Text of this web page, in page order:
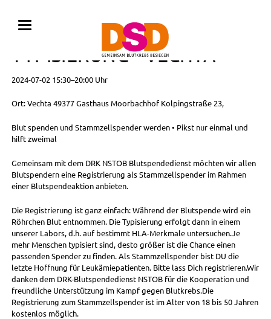
BLUTSPENDE MIT
TYPISIERUNG • VECHTA
2024-07-02 15:30–20:00 Uhr
Ort: Vechta 49377 Gasthaus Moorbachhof Kolpingstraße 23,
Blut spenden und Stammzellspender werden • Pikst nur einmal und
hilft zweimal
Gemeinsam mit dem DRK NSTOB Blutspendedienst möchten wir allen
Blutspendern eine Registrierung als Stammzellspender im Rahmen
einer Blutspendeaktion anbieten.
Die Registrierung ist ganz einfach: Während der Blutspende wird ein
Röhrchen Blut entnommen. Die Typisierung erfolgt dann in einem
unserer Labors, d.h. auf bestimmt HLA-Merkmale untersuchen.Je
mehr Menschen typisiert sind, desto größer ist die Chance einen
passenden Spender zu finden. Als Stammzellspender bist DU die
letzte Hoffnung für Leukämiepatienten. Bitte lass Dich registrieren.Wir
danken dem DRK-Blutspendedienst NSTOB für die Kooperation und
freundliche Unterstützung im Kampf gegen Blutkrebs.Die
Registrierung zum Stammzellspender ist im Alter von 18 bis 50 Jahren
kostenlos möglich.